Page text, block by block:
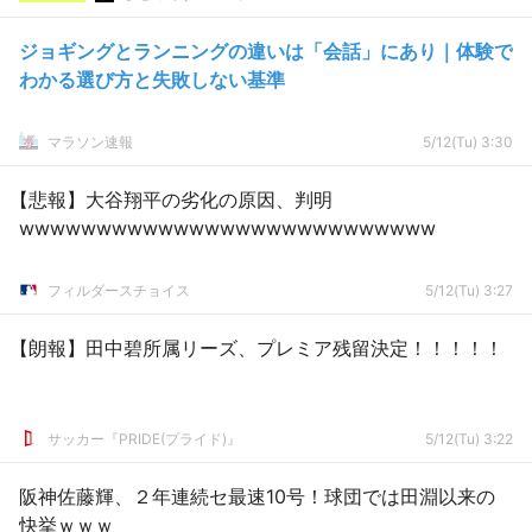
ジョギングとランニングの違いは「会話」にあり｜体験で
わかる選び方と失敗しない基準
マラソン速報 5/12(Tu) 3:30
【悲報】大谷翔平の劣化の原因、判明
wwwwwwwwwwwwwwwwwwwwwwwwwww
フィルダースチョイス 5/12(Tu) 3:27
【朗報】田中碧所属リーズ、プレミア残留決定！！！！！
サッカー『PRIDE(プライド)』 5/12(Tu) 3:22
阪神佐藤輝、２年連続セ最速10号！球団では田淵以来の
快挙ｗｗｗ